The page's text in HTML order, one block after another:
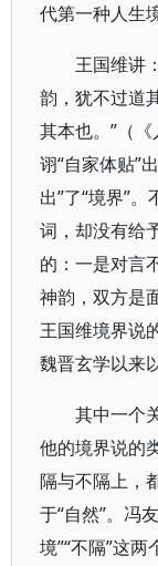
代第一种人生
王国维讲
韵，犹不过道
其本也。”（
诩“自家体贴”
出”了“境界”
词，却没有给
的：一是对言
神韵，双方是
王国维境界说
魏晋玄学以来
其中一个
他的境界说的
隔与不隔上，
于“自然”。冯
境”“不隔”这